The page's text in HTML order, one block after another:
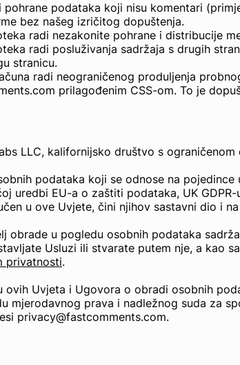
podataka koji nisu komentari
bez našeg izričitog dopuštenja.
radi nezakonite pohrane i distribucije
radi posluživanja sadržaja s drugih
stranicu.
radi neograničenog produljenja
prilagođenim CSS-om. To je
LLC, kalifornijsko društvo s
podataka koji se odnose na
uredbi EU-a o zaštiti podataka, UK
u ove Uvjete, čini njihov sastavni dio i
obrade u pogledu osobnih podataka
Usluzi ili stvarate putem nje, a kao
privatnosti.
ovih Uvjeta i Ugovora o obradi osobnih
mjerodavnog prava i nadležnog suda za
privacy@fastcomments.com.